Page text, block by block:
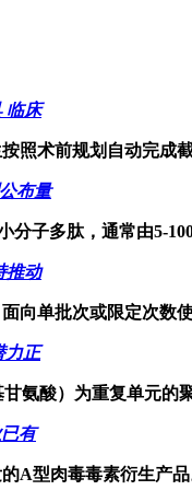
临床
照术前规划自动完成
布量
分子多肽，通常由5-
推动
向单批次或限定次数
力正
氨酸）为重复单元的
有
A型肉毒毒素衍生产